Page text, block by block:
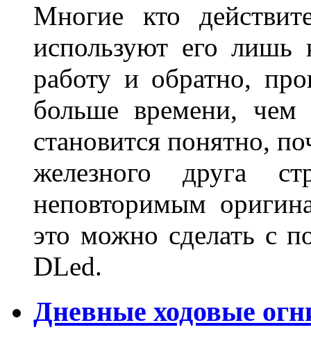
Многие кто
используют его лишь
работу и обратно,
больше времени, чем
становится понятно,
железного друга
неповторимым
это можно сделать с
DLed.
Дневные ходовые